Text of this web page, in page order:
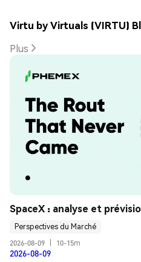
Virtu by Virtuals (VIRTU)
Plus
SpaceX : analyse et
Perspectives du Marché
2026-08-09
10-15m
2026-08-09